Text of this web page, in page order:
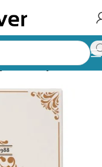
ja vahendid